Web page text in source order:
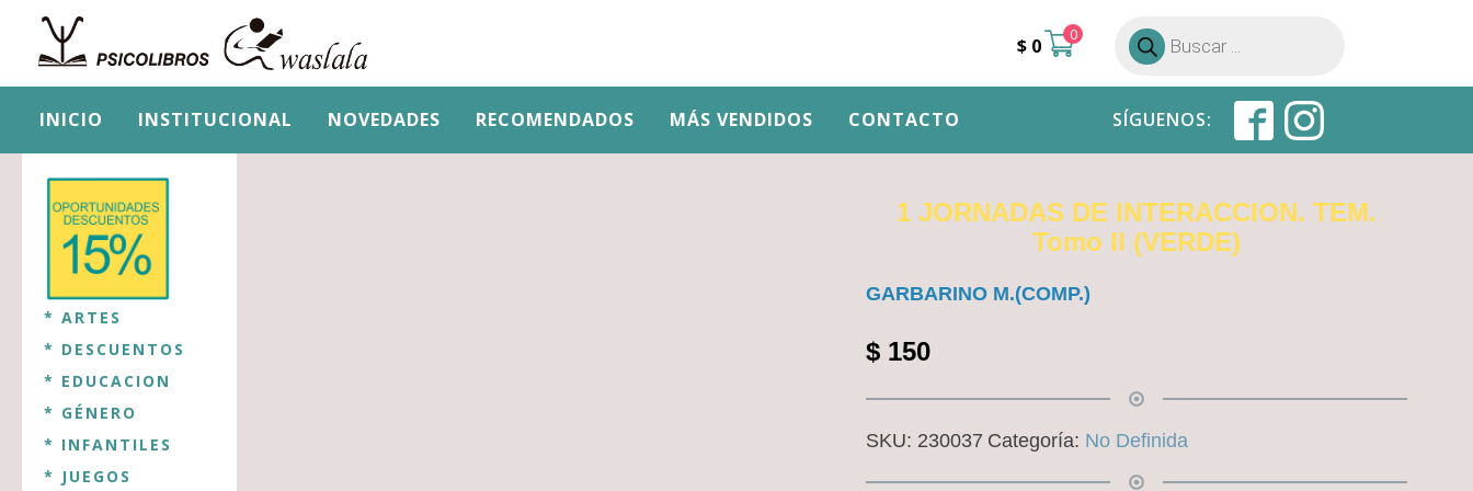
$ 0 0
Búsqueda
de
productos
INICIO INSTITUCIONAL NOVEDADES RECOMENDADOS MÁS VENDIDOS CONTACTO SÍGUENOS:
* ARTES
* DESCUENTOS
* EDUCACION
* GÉNERO
* INFANTILES
* JUEGOS
1 JORNADAS DE INTERACCION. TEM.
Tomo II (VERDE)
GARBARINO M.(COMP.)
$150
SKU: 230037 Categoría: No Definida